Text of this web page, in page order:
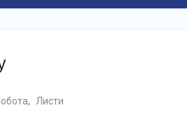
, Листи